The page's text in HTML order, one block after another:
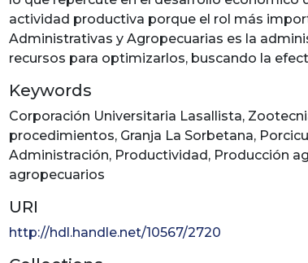
actividad productiva porque el rol más
Administrativas y Agropecuarias es la
recursos para optimizarlos, buscando la
Keywords
Corporación Universitaria Lasallista,
procedimientos, Granja La Sorbetana,
Administración, Productividad, Producción
agropecuarios
URI
http://hdl.handle.net/10567/2720